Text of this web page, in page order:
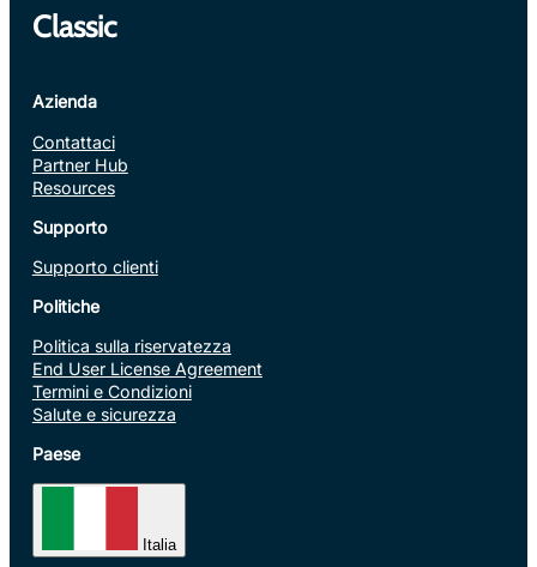
Classic
Azienda
Contattaci
Partner Hub
Resources
Supporto
Supporto clienti
Politiche
Politica sulla riservatezza
End User License Agreement
Termini e Condizioni
Salute e sicurezza
Paese
Italia